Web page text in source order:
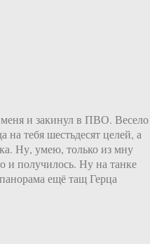
и закинул в ПВО. Весело
тебя шестьдесят целей, а
Ну, умею, только из мну
и получилось. Ну на танке
ещё тащ Герца